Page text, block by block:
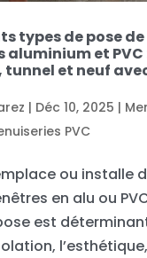
types de pose de
aluminium et PVC
et neuf
| Déc 10, 2025 |
PVC
ou installe
en alu ou
est